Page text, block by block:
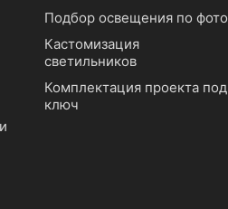
Подбор освещения по фото
Кастомизация
светильников
Комплектация проекта под
ключ